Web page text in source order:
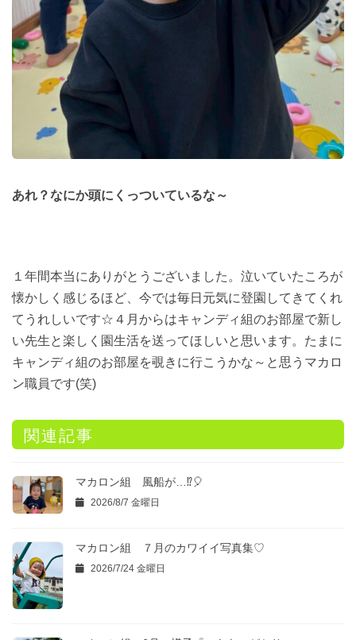
あれ？なにか頭にくっついているな～
１年間本当にありがとうございました。泣いていたころが
懐かしく感じるほど、今では毎日元気に登園してきてくれ
てうれしいです☆４月からはキャンディ組のお部屋で新し
い先生と楽しく園生活を送ってほしいと思います。たまに
キャンディ組のお部屋を覗きに行こうかな～と思うマカロ
ン職員です(笑)
関連記事
マカロン組 風船が…⁉🎈
2026/8/7 金曜日
マカロン組 ７月のカワイイ写真集♡
2026/7/24 金曜日